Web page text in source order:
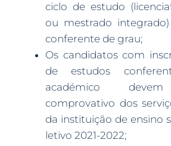
ciclo de estudo
ou mestrado
conferente de grau;
Os candidatos com
de estudos
académico
comprovativo dos
da instituição de ensino
letivo 2021-2022;